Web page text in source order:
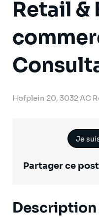
Retail &
Hofplein 20, 3032 AC
Je
Partager ce